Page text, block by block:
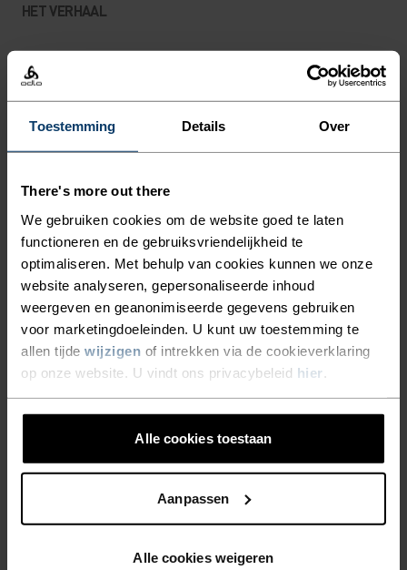
Toestemming Details Over
There's more out there
We gebruiken cookies om de website goed te laten
functioneren en de gebruiksvriendelijkheid te
optimaliseren. Met behulp van cookies kunnen we onze
website analyseren, gepersonaliseerde inhoud
weergeven en geanonimiseerde gegevens gebruiken
voor marketingdoeleinden. U kunt uw toestemming te
allen tijde wijzigen of intrekken via de cookieverklaring
op onze website. U vindt ons privacybeleid hier
Alle cookies toestaan
Aanpassen
Alle cookies weigeren
HET VERHAAL
EEN SPECIAAL ONTWORPEN
OVERSHORT VOOR AL JE
AVONTUREN OP DE
MOUNTAINBIKE.
De Odlo X-Alp Explorer MTB overshort is gemaakt
voor grootste avonturen. De overshort is licht,
afgewerkt met een waterafstotende coating en
gemaakt van 90% gerecyclede materialen. Deze
short is gemaakt van een slijtvast,
dubbelgeweven materiaal en voorzien van twee
ritszakken, twee steekzakken, voldoende stretch
en een verstelbare tailleband voor opbergruimte
en comfort tijdens je rit. Het model bevat geen
zeem en draag je over een bib of nauwsluitende
short. De ideale keuze voor bergpaden en meer.
materialen. Geproduceerd in Zwitserland,